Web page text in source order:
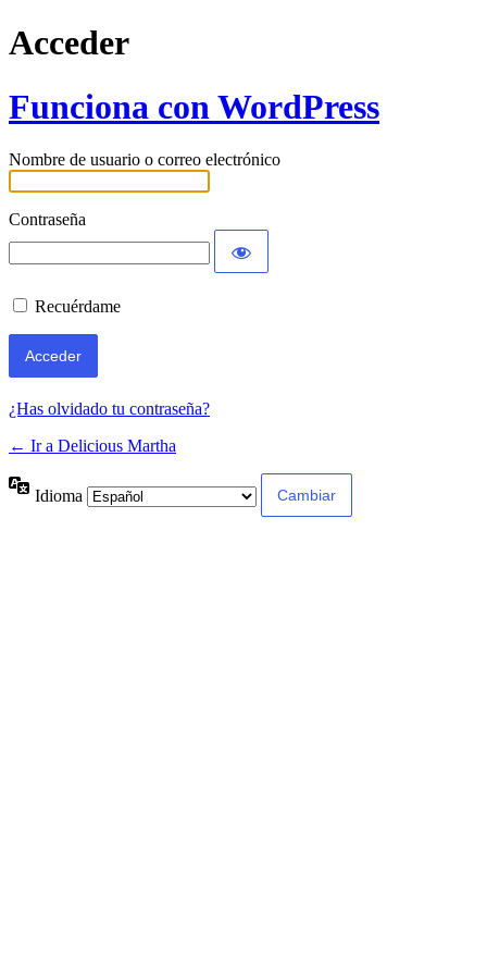
Acceder
Funciona con WordPress
Nombre de usuario o correo electrónico
Contraseña
Recuérdame
¿Has olvidado tu contraseña?
← Ir a Delicious Martha
Idioma